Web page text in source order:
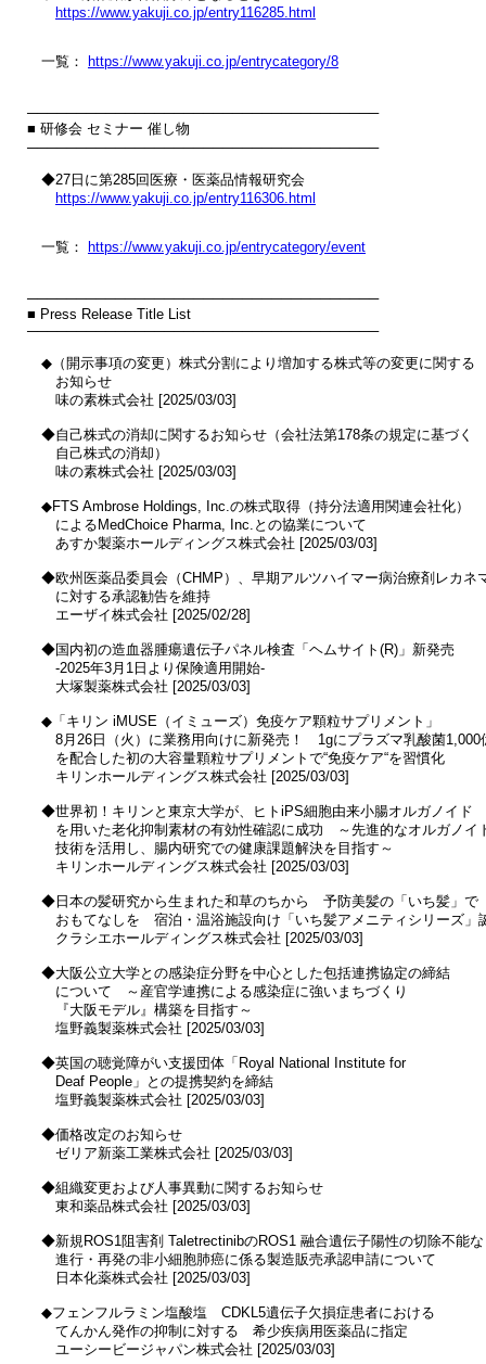
https://www.yakuji.co.jp/entry116285.html
一覧： https://www.yakuji.co.jp/entrycategory/8
────────────────────────────────────
■ 研修会 セミナー 催し物
────────────────────────────────────
◆27日に第285回医療・医薬品情報研究会
https://www.yakuji.co.jp/entry116306.html
一覧： https://www.yakuji.co.jp/entrycategory/event
────────────────────────────────────
■ Press Release Title List
────────────────────────────────────
◆（開示事項の変更）株式分割により増加する株式等の変更に関する
お知らせ
味の素株式会社 [2025/03/03]
◆自己株式の消却に関するお知らせ（会社法第178条の規定に基づく
自己株式の消却）
味の素株式会社 [2025/03/03]
◆FTS Ambrose Holdings, Inc.の株式取得（持分法適用関連会社化）
によるMedChoice Pharma, Inc.との協業について
あすか製薬ホールディングス株式会社 [2025/03/03]
◆欧州医薬品委員会（CHMP）、早期アルツハイマー病治療剤レカネ
に対する承認勧告を維持
エーザイ株式会社 [2025/02/28]
◆国内初の造血器腫瘍遺伝子パネル検査「ヘムサイト(R)」新発売
‐2025年3月1日より保険適用開始‐
大塚製薬株式会社 [2025/03/03]
◆「キリン iMUSE（イミューズ）免疫ケア顆粒サプリメント」
8月26日（火）に業務用向けに新発売！　1gにプラズマ乳酸菌1,000
を配合した初の大容量顆粒サプリメントで“免疫ケア“を習慣化
キリンホールディングス株式会社 [2025/03/03]
◆世界初！キリンと東京大学が、ヒトiPS細胞由来小腸オルガノイド
を用いた老化抑制素材の有効性確認に成功　～先進的なオルガノイ
技術を活用し、腸内研究での健康課題解決を目指す～
キリンホールディングス株式会社 [2025/03/03]
◆日本の髪研究から生まれた和草のちから　予防美髪の「いち髪」で
おもてなしを　宿泊・温浴施設向け「いち髪アメニティシリーズ」
クラシエホールディングス株式会社 [2025/03/03]
◆大阪公立大学との感染症分野を中心とした包括連携協定の締結
について　～産官学連携による感染症に強いまちづくり
『大阪モデル』構築を目指す～
塩野義製薬株式会社 [2025/03/03]
◆英国の聴覚障がい支援団体「Royal National Institute for
Deaf People」との提携契約を締結
塩野義製薬株式会社 [2025/03/03]
◆価格改定のお知らせ
ゼリア新薬工業株式会社 [2025/03/03]
◆組織変更および人事異動に関するお知らせ
東和薬品株式会社 [2025/03/03]
◆新規ROS1阻害剤 TaletrectinibのROS1 融合遺伝子陽性の切除不能な
進行・再発の非小細胞肺癌に係る製造販売承認申請について
日本化薬株式会社 [2025/03/03]
◆フェンフルラミン塩酸塩　CDKL5遺伝子欠損症患者における
てんかん発作の抑制に対する　希少疾病用医薬品に指定
ユーシービージャパン株式会社 [2025/03/03]